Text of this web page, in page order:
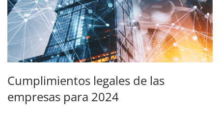
Cumplimientos legales de las
empresas para 2024